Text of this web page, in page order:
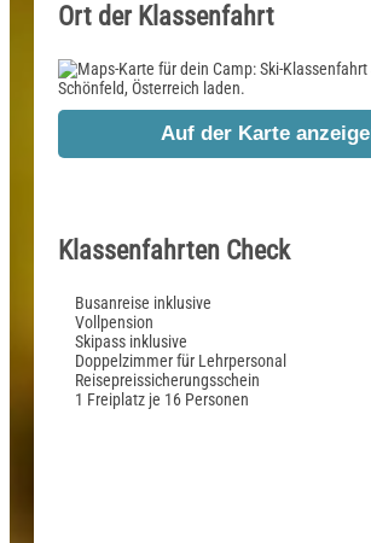
Ort der Klassenfahrt
Auf der Karte
Klassenfahrten Check
Busanreise inklusive
Vollpension
Skipass inklusive
Doppelzimmer für Lehrpersonal
Reisepreissicherungsschein
1 Freiplatz je 16 Personen